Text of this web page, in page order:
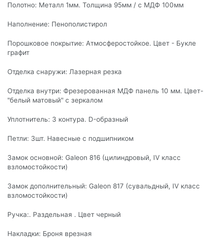
Полотно: Металл 1мм. Толщина 95мм / с МДФ 100мм
Наполнение: Пенополистирол
Порошковое покрытие: Атмосферостойкое. Цвет - Букле
графит
Отделка снаружи: Лазерная резка
Отделка внутри: Фрезерованная МДФ панель 10 мм. Цвет-
"белый матовый" с зеркалом
Уплотнитель: 3 контура. D-образный
Петли: 3шт. Навесные с подшипником
Замок основной: Galeon 816 (цилиндровый, IV класс
взломостойкости)
Замок дополнительный: Galeon 817 (сувальдный, IV класс
взломостойкости)
Ручка:. Раздельная . Цвет черный
Накладки: Броня врезная